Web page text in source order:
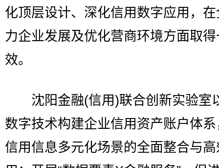
化顶层设计、深化信用数字应用，
力企业发展及优化营商环境方面取
效。
沈阳金融(信用)联合创新实验室
数字技术构建企业信用资产账户体
信用信息多元化场景的全面整合与